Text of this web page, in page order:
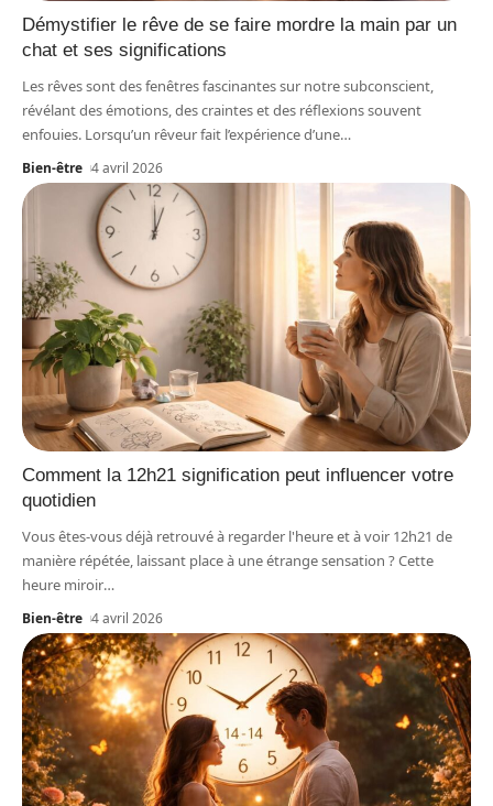
Démystifier le rêve de se faire mordre la main par un
chat et ses significations
Les rêves sont des fenêtres fascinantes sur notre subconscient,
révélant des émotions, des craintes et des réflexions souvent
enfouies. Lorsqu’un rêveur fait l’expérience d’une…
Bien-être 4 avril 2026
Comment la 12h21 signification peut influencer votre
quotidien
Vous êtes-vous déjà retrouvé à regarder l'heure et à voir 12h21 de
manière répétée, laissant place à une étrange sensation ? Cette
heure miroir…
Bien-être 4 avril 2026